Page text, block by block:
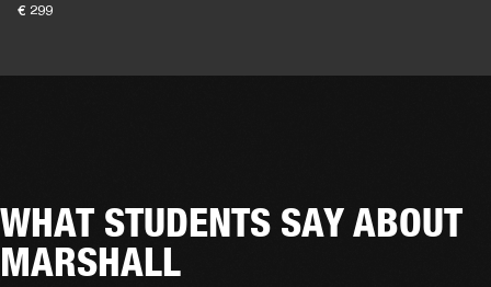
€ 299
WHAT STUDENTS SAY ABOUT
MARSHALL